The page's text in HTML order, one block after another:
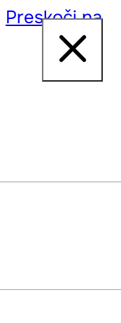
Preskoči na